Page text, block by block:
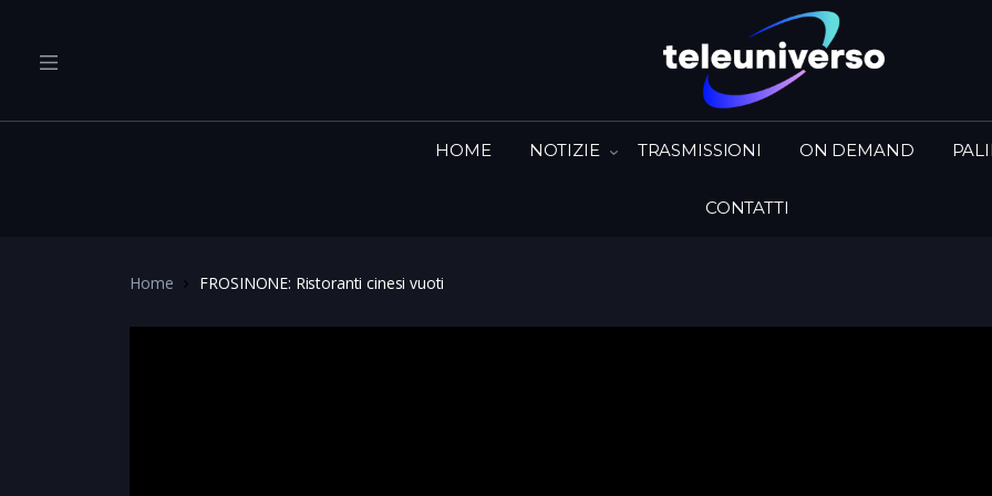
HOME NOTIZIE TRASMISSIONI ON DEMAND
CONTATTI
Home FROSINONE: Ristoranti cinesi vuoti